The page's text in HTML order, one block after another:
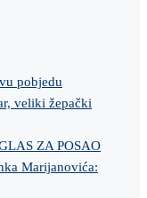
pobjedu
veliki žepački
ZA POSAO
Marijanovića: